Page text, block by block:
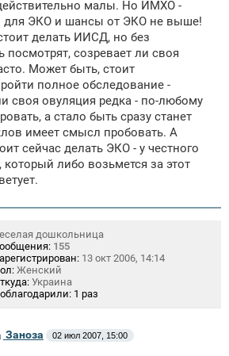
малы. Но ИМХО -
для ЭКО и шансы от ЭКО не выше!
делать ИИСД, но без
посмотрят, созревает ли своя
Может быть, стоит
полное обследование -
своя овуляция редка - по-любому
а стало быть сразу станет
имеет смысл пробовать. А
сейчас делать ЭКО - у честного
либо возьмется за этот
дошкольница
155
13 окт 2006, 14:14
Женский
Украина
1 раз
СЗаноза 02 июл 2007, 15:00